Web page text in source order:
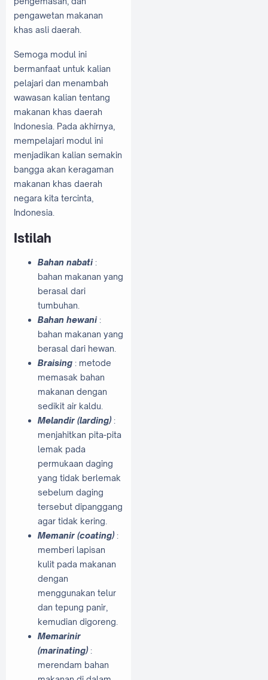
pengawetan makanan
khas asli daerah.
Semoga modul ini
bermanfaat untuk kalian
pelajari dan menambah
wawasan kalian tentang
makanan khas daerah
Indonesia. Pada akhirnya,
mempelajari modul ini
menjadikan kalian semakin
bangga akan keragaman
makanan khas daerah
negara kita tercinta,
Indonesia.
Istilah
Bahan nabati:
bahan makanan yang
berasal dari
tumbuhan.
Bahan hewani:
bahan makanan yang
berasal dari hewan.
Braising : metode
memasak bahan
makanan dengan
sedikit air kaldu.
Melandir (larding):
menjahitkan pita-pita
lemak pada
permukaan daging
yang tidak berlemak
sebelum daging
tersebut dipanggang
agar tidak kering.
Memanir (coating):
memberi lapisan
kulit pada makanan
dengan
menggunakan telur
dan tepung panir,
kemudian digoreng.
Memarinir
(marinating):
merendam bahan